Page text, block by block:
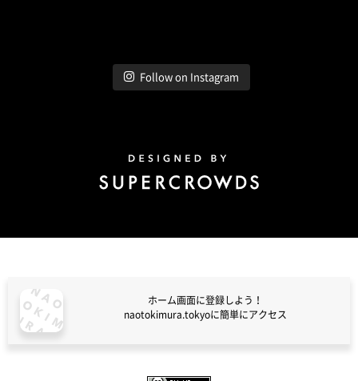
Follow on Instagram
ホーム画面に登録しよう！
naotokimura.tokyoに簡単にアクセス